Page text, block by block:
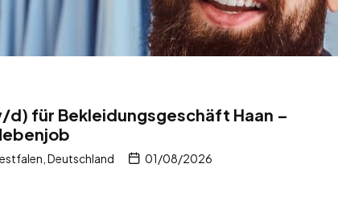
für Bekleidungsgeschäft Haan –
Deutschland 01/08/2026